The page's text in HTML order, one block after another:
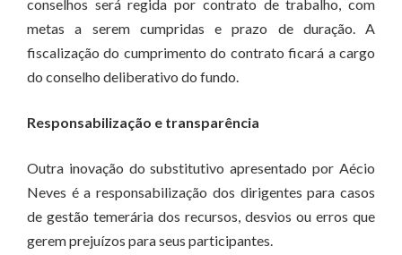
conselhos será regida por contrato de trabalho, com
metas a serem cumpridas e prazo de duração. A
fiscalização do cumprimento do contrato ficará a cargo
do conselho deliberativo do fundo.
Responsabilização e transparência
Outra inovação do substitutivo apresentado por Aécio
Neves é a responsabilização dos dirigentes para casos
de gestão temerária dos recursos, desvios ou erros que
gerem prejuízos para seus participantes.